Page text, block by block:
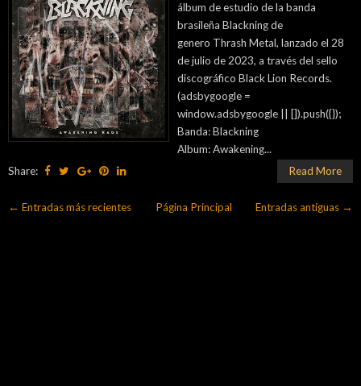
álbum de estudio de la banda
brasileña Blackning de
genero Thrash Metal, lanzado el 28
de julio de 2023, a través del sello
discográfico Black Lion Records.
(adsbygoogle =
window.adsbygoogle || []).push({});
Banda: Blackning
Album: Awakening...
Share:
Read More
← Entradas más recientes Entradas antiguas →
Página Principal